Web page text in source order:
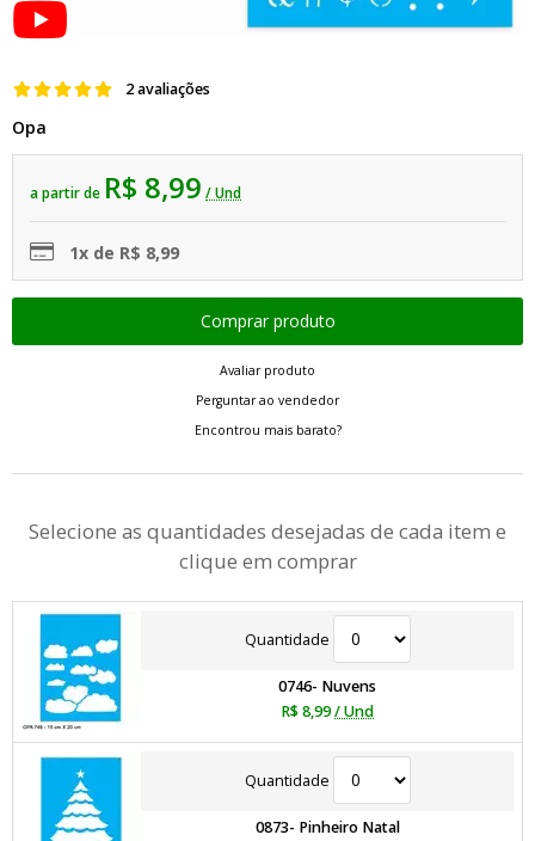
2 avaliações
Opa
a partir de R$ 8,99 / Und
1x de R$ 8,99
Avaliar produto
Perguntar ao vendedor
Encontrou mais barato?
Selecione as quantidades desejadas de cada item e
clique em comprar
Quantidade
0746- Nuvens
R$ 8,99/ Und
Quantidade
0873- Pinheiro Natal